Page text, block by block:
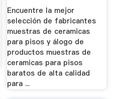
Encuentre la mejor
selección de fabricantes
muestras de ceramicas
para pisos y álogo de
productos muestras de
ceramicas para pisos
baratos de alta calidad
para ...